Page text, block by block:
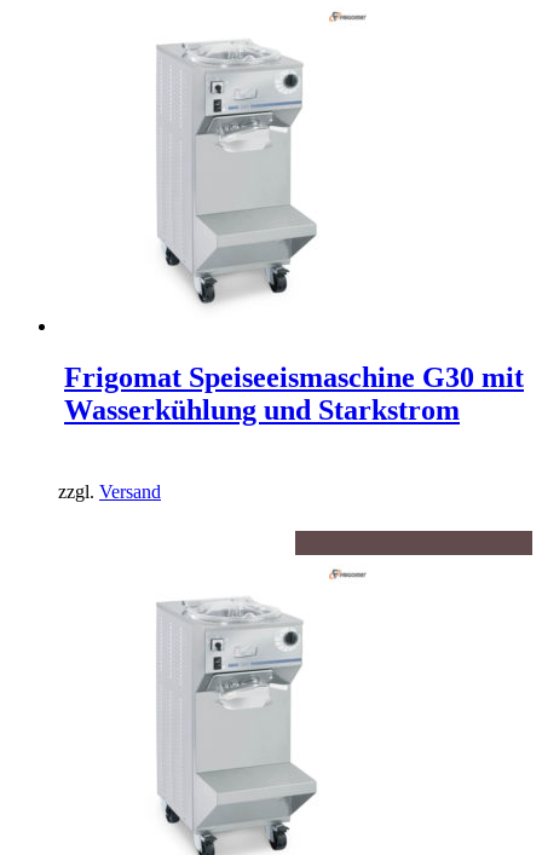
Frigomat Speiseeismaschine G30 mit
Wasserkühlung und Starkstrom
zzgl. Versand